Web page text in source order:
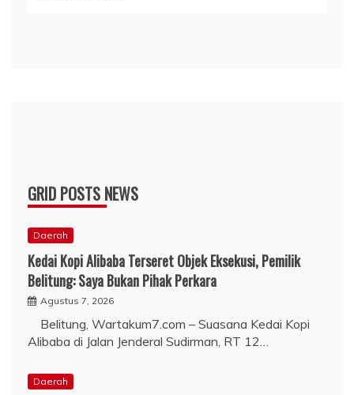
GRID POSTS NEWS
Daerah
Kedai Kopi Alibaba Terseret Objek Eksekusi, Pemilik
Belitung: Saya Bukan Pihak Perkara
Agustus 7, 2026
Belitung, Wartakum7.com – Suasana Kedai Kopi
Alibaba di Jalan Jenderal Sudirman, RT 12…
Daerah